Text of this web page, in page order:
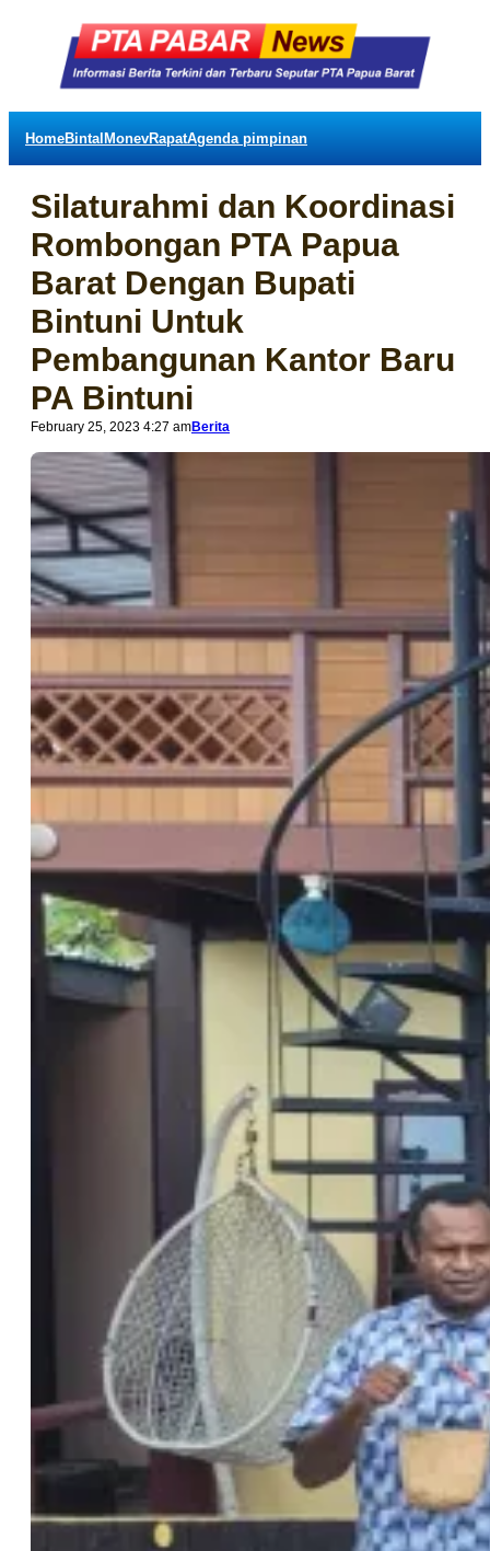
HomeBintal MonevRapatAgenda pimpinan
Silaturahmi dan Koordinasi
Rombongan PTA Papua
Barat Dengan Bupati
Bintuni Untuk
Pembangunan Kantor Baru
PA Bintuni
February 25, 2023 4:27 amBerita